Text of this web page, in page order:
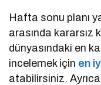
Hafta sonu planı
arasında kararsız
dünyasındaki en
incelemek için en
atabilirsiniz.